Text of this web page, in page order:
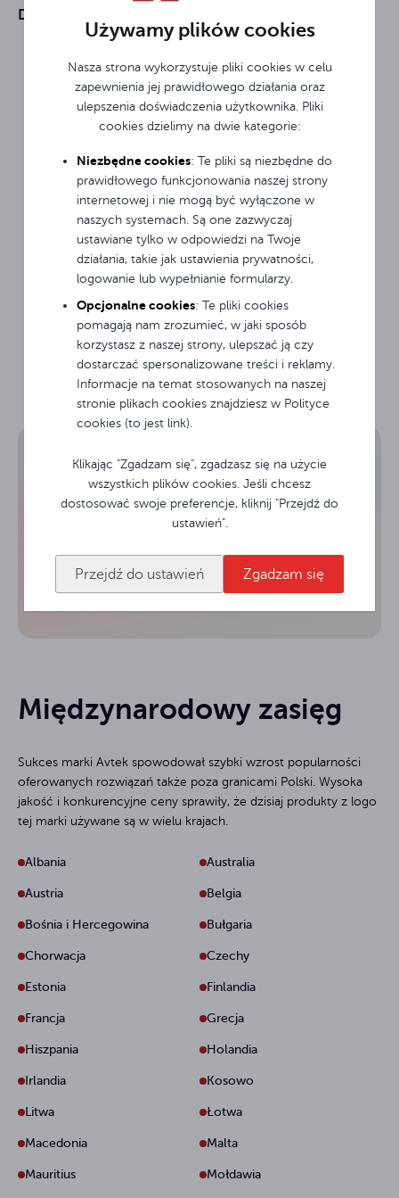
Używamy plików cookies
Nasza strona wykorzystuje pliki cookies w celu
zapewnienia jej prawidłowego działania oraz
ulepszenia doświadczenia użytkownika. Pliki
cookies dzielimy na dwie kategorie:
Niezbędne cookies: Te pliki są niezbędne do
prawidłowego funkcjonowania naszej strony
internetowej i nie mogą być wyłączone w
naszych systemach. Są one zazwyczaj
ustawiane tylko w odpowiedzi na Twoje
działania, takie jak ustawienia prywatności,
logowanie lub wypełnianie formularzy.
Opcjonalne cookies: Te pliki cookies
pomagają nam zrozumieć, w jaki sposób
korzystasz z naszej strony, ulepszać ją czy
dostarczać spersonalizowane treści i reklamy.
Informacje na temat stosowanych na naszej
stronie plikach cookies znajdziesz w Polityce
cookies (to jest link).
Klikając "Zgadzam się", zgadzasz się na użycie
wszystkich plików cookies. Jeśli chcesz
dostosować swoje preferencje, kliknij "Przejdź do
ustawień".
Przejdź do ustawień Zgadzam się
Avtek aktywny kabel HDMI 10m
Szafka do ładowania laptopów Avtek Charging
Cart 20
Dowiedz się więcej
Partnerów handlowych
789
Obsługiwane kraje
19
Wolumen sprzedaży
64 mln EUR
Sprzedanych produktów
274 000
Skorzystaj z pełnego
wsparcia Avtek
Zarejestruj się
Międzynarodowy zasięg
Sukces marki Avtek spowodował szybki wzrost popularności
oferowanych rozwiązań także poza granicami Polski. Wysoka
jakość i konkurencyjne ceny sprawiły, że dzisiaj produkty z logo
tej marki używane są w wielu krajach.
Albania Australia
Austria Belgia
Bośnia i Hercegowina Bułgaria
Chorwacja Czechy
Estonia Finlandia
Francja Grecja
Hiszpania Holandia
Irlandia Kosowo
Litwa Łotwa
Macedonia Malta
Mauritius Mołdawia